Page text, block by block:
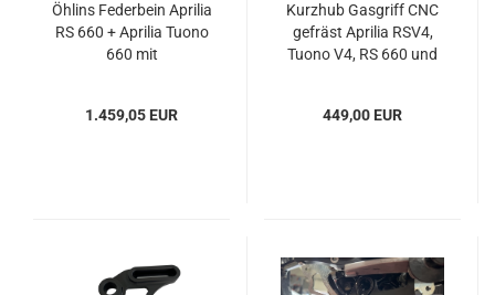
Öhlins Federbein Aprilia
RS 660 + Aprilia Tuono
660 mit
1.459,05 EUR
Kurzhub Gasgriff CNC
gefräst Aprilia RSV4,
Tuono V4, RS 660 und
449,00 EUR